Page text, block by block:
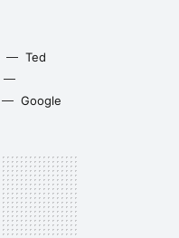
Ted
Google